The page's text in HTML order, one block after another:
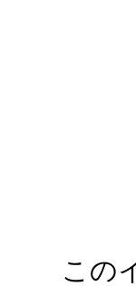
この